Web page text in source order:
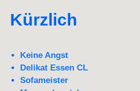
Kürzlich
Keine Angst
Delikat Essen CL
Sofameister